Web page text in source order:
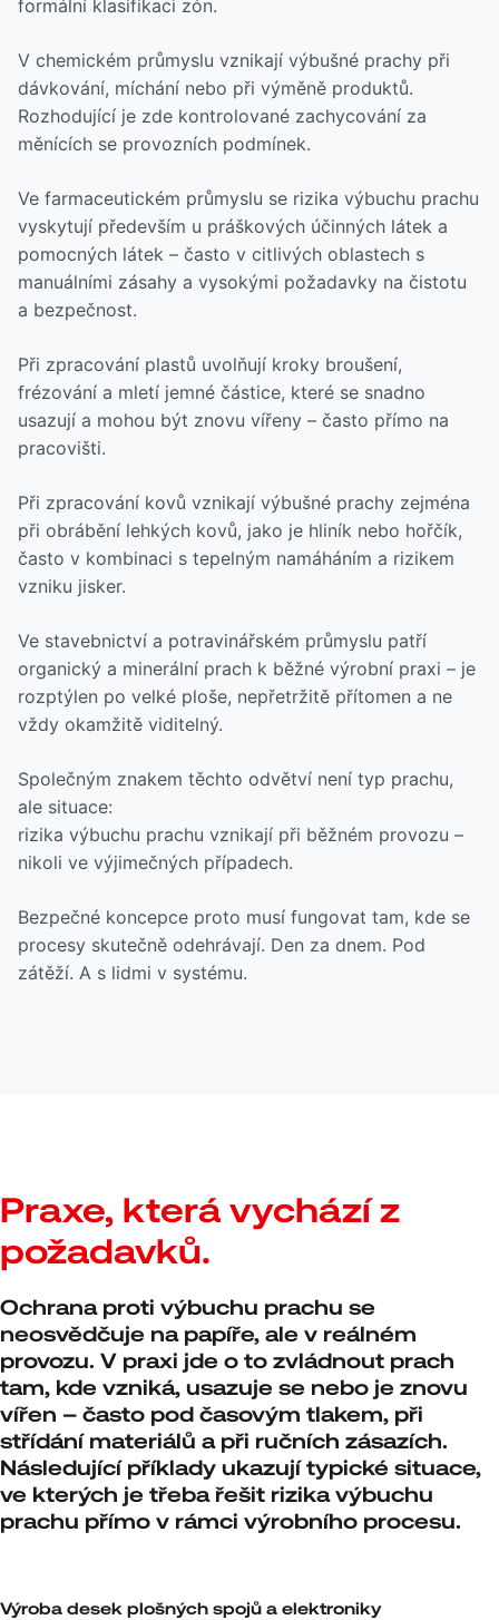
formální klasifikaci zón.
V chemickém průmyslu vznikají výbušné prachy při
dávkování, míchání nebo při výměně produktů.
Rozhodující je zde kontrolované zachycování za
měnících se provozních podmínek.
Ve farmaceutickém průmyslu se rizika výbuchu prachu
vyskytují především u práškových účinných látek a
pomocných látek – často v citlivých oblastech s
manuálními zásahy a vysokými požadavky na čistotu
a bezpečnost.
Při zpracování plastů uvolňují kroky broušení,
frézování a mletí jemné částice, které se snadno
usazují a mohou být znovu vířeny – často přímo na
pracovišti.
Při zpracování kovů vznikají výbušné prachy zejména
při obrábění lehkých kovů, jako je hliník nebo hořčík,
často v kombinaci s tepelným namáháním a rizikem
vzniku jisker.
Ve stavebnictví a potravinářském průmyslu patří
organický a minerální prach k běžné výrobní praxi – je
rozptýlen po velké ploše, nepřetržitě přítomen a ne
vždy okamžitě viditelný.
Společným znakem těchto odvětví není typ prachu,
ale situace:
rizika výbuchu prachu vznikají při běžném provozu –
nikoli ve výjimečných případech.
Bezpečné koncepce proto musí fungovat tam, kde se
procesy skutečně odehrávají. Den za dnem. Pod
zátěží. A s lidmi v systému.
Praxe, která vychází z
požadavků.
Ochrana proti výbuchu prachu se
neosvědčuje na papíře, ale v reálném
provozu. V praxi jde o to zvládnout prach
tam, kde vzniká, usazuje se nebo je znovu
vířen – často pod časovým tlakem, při
střídání materiálů a při ručních zásazích.
Následující příklady ukazují typické situace,
ve kterých je třeba řešit rizika výbuchu
prachu přímo v rámci výrobního procesu.
Výroba desek plošných spojů a elektroniky